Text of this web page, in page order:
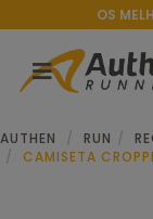
OS
AUTHEN RUN
CAMISETA